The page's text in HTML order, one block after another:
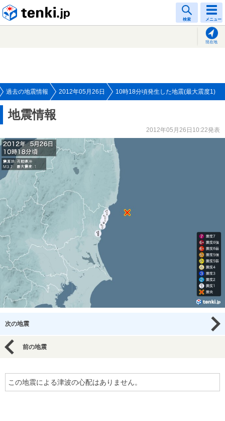
検索 メニュー
現在地
過去の地震情報 2012年05月26日 10時18分頃発生した地震(最大震度1)
地震情報
2012年05月26日10:22発表
次の地震
前の地震
この地震による津波の心配はありません。